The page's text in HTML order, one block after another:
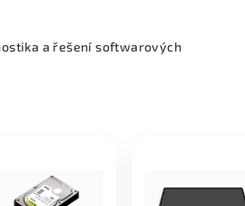
a řešení softwarových